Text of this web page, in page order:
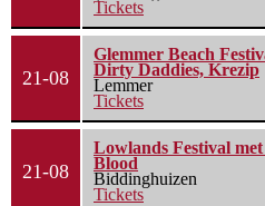
Tickets
21-08
Glemmer Beach
Dirty Daddies, Krezip
Lemmer
Tickets
21-08
Lowlands Festival
Blood
Biddinghuizen
Tickets